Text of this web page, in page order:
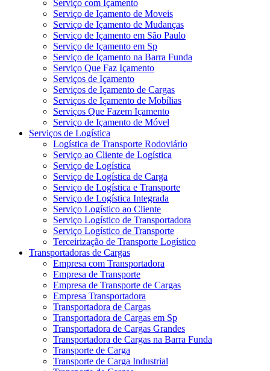
Serviço com Içamento
Serviço de Içamento de Moveis
Serviço de Içamento de Mudanças
Serviço de Içamento em São Paulo
Serviço de Içamento em Sp
Serviço de Içamento na Barra Funda
Serviço Que Faz Içamento
Serviços de Içamento
Serviços de Içamento de Cargas
Serviços de Içamento de Mobílias
Serviços Que Fazem Içamento
Serviço de Içamento de Móvel
Serviços de Logística
Logística de Transporte Rodoviário
Serviço ao Cliente de Logística
Serviço de Logística
Serviço de Logística de Carga
Serviço de Logística e Transporte
Serviço de Logística Integrada
Serviço Logístico ao Cliente
Serviço Logístico de Transportadora
Serviço Logístico de Transporte
Terceirização de Transporte Logístico
Transportadoras de Cargas
Empresa com Transportadora
Empresa de Transporte
Empresa de Transporte de Cargas
Empresa Transportadora
Transportadora de Cargas
Transportadora de Cargas em Sp
Transportadora de Cargas Grandes
Transportadora de Cargas na Barra Funda
Transporte de Carga
Transporte de Carga Industrial